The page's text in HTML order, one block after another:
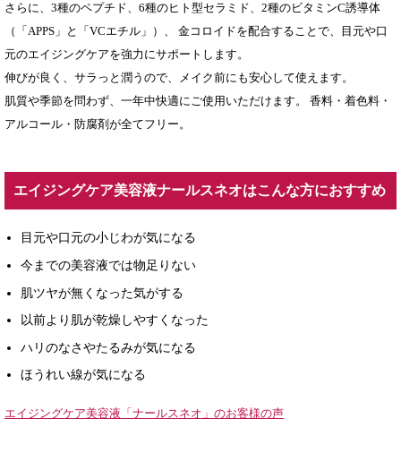
さらに、3種のペプチド、6種のヒト型セラミド、2種のビタミンC誘導体
（「APPS」と「VCエチル」）、 金コロイドを配合することで、目元や口
元のエイジングケアを強力にサポートします。
伸びが良く、サラっと潤うので、メイク前にも安心して使えます。
肌質や季節を問わず、一年中快適にご使用いただけます。 香料・着色料・
アルコール・防腐剤が全てフリー。
エイジングケア美容液ナールスネオはこんな方におすすめ
目元や口元の小じわが気になる
今までの美容液では物足りない
肌ツヤが無くなった気がする
以前より肌が乾燥しやすくなった
ハリのなさやたるみが気になる
ほうれい線が気になる
エイジングケア美容液「ナールスネオ」のお客様の声